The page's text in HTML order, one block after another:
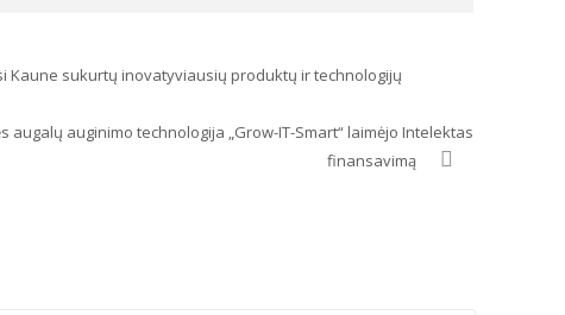
Kaune sukurtų inovatyviausių produktų ir technologijų
augalų auginimo technologija „Grow-IT-Smart“ laimėjo Intelektas
finansavimą